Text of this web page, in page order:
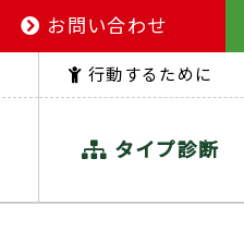
お問い合わせ
行動するために
タイプ診断